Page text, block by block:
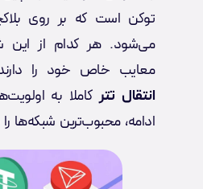
توکن است که بر روی
می‌شود. هر کدام از این
معایب خاص خود را
انتقال تترکاملا به
ادامه، محبوب‌ترین شبکه‌ها